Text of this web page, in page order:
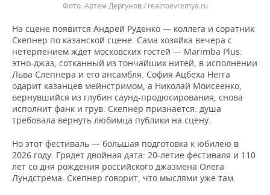
Артем Дергунов / realnoevremya.ru
На сцене появится Андрей Руденко — коллега и соратник
Скепнер по казанской сцене. Сама хозяйка вечера с
нетерпением ждет московских гостей — Marimba Plus:
этно-джаз, сотканный из тончайших нитей, в исполнении
Льва Слепнера и его ансамбля. София Ацбеха Негга
одарит казанцев мейнстримом, а Николай Моисеенко,
вернувшийся из глубин саунд-продюсирования, снова
исполнит фанк и грув. Скепнер признается: душа
требовала вернуть любимца публики на сцену.
Но этот фестиваль — большая подготовка к юбилею в
2026 году. Грядет двойная дата: 20-летие фестиваля и 110
лет со дня рождения российского джазмена Олега
Лундстрема. Скепнер говорит, что мыслями уже там.